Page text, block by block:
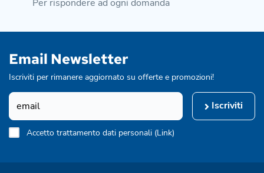
Per rispondere ad ogni domanda
Email Newsletter
Iscriviti per rimanere aggiornato su offerte e promozioni!
Iscriviti
Accetto trattamento dati personali (Link)